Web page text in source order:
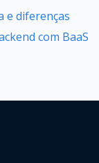
e diferenças
com BaaS